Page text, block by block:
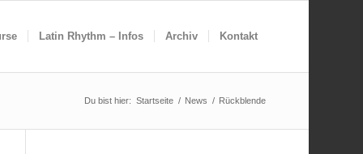
Latin Rhythm – Infos Archiv Kontakt
Du bist hier: Startseite / News / Rückblende